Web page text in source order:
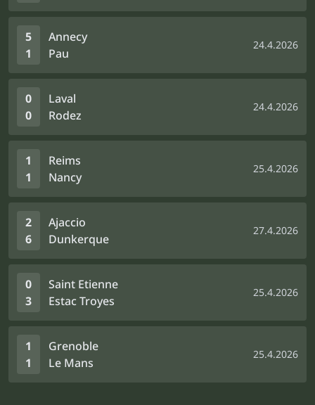
5
1
Annecy
Pau
24.4.2026
0
0
Laval
Rodez
24.4.2026
1
1
Reims
Nancy
25.4.2026
2
6
Ajaccio
Dunkerque
27.4.2026
0
3
Saint Etienne
Estac Troyes
25.4.2026
1
1
Grenoble
Le Mans
25.4.2026